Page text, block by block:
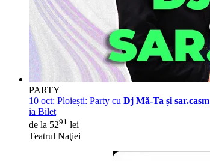
PARTY
10 oct: Ploiești: Party cu Dj Mă-Ta și sar.casm
ia Bilet
de la 5291 lei
Teatrul Naţiei